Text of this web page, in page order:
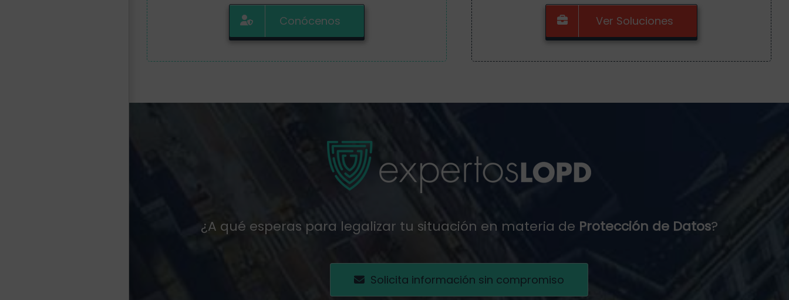
Conócenos Ver Soluciones
¿A qué esperas para legalizar tu situación en materia de Protección de Datos?
Solicita información sin compromiso